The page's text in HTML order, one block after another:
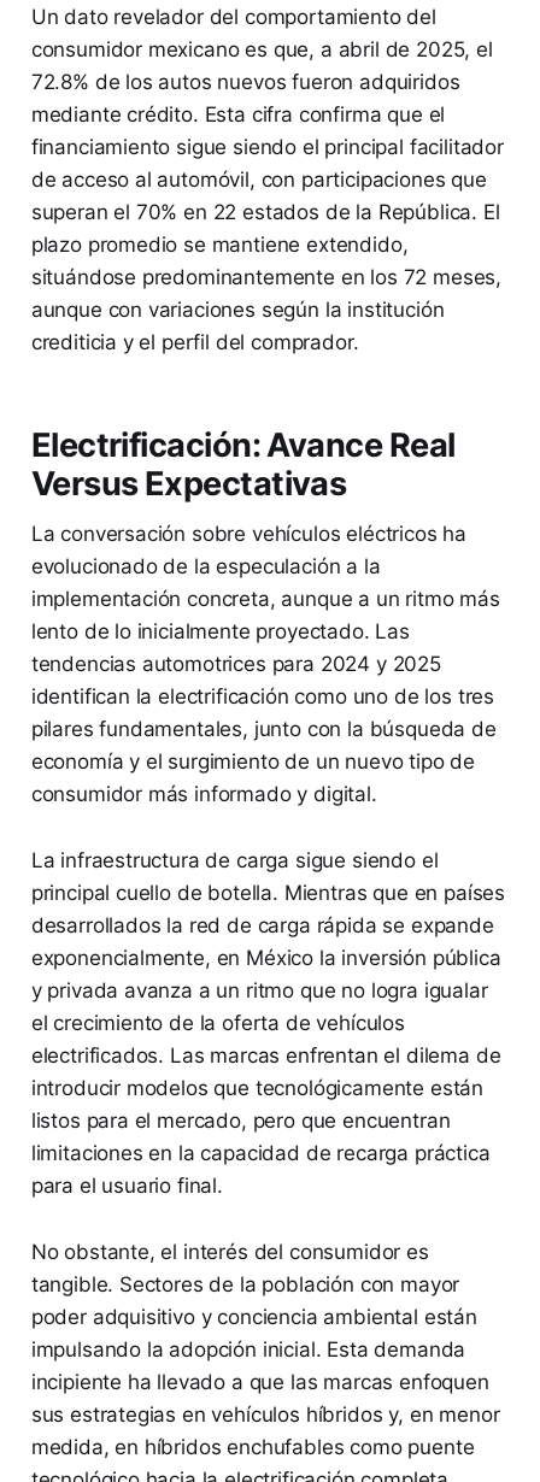
Un dato revelador del comportamiento del
consumidor mexicano es que, a abril de 2025, el
72.8% de los autos nuevos fueron adquiridos
mediante crédito. Esta cifra confirma que el
financiamiento sigue siendo el principal facilitador
de acceso al automóvil, con participaciones que
superan el 70% en 22 estados de la República. El
plazo promedio se mantiene extendido,
situándose predominantemente en los 72 meses,
aunque con variaciones según la institución
crediticia y el perfil del comprador.
Electrificación: Avance Real
Versus Expectativas
La conversación sobre vehículos eléctricos ha
evolucionado de la especulación a la
implementación concreta, aunque a un ritmo más
lento de lo inicialmente proyectado. Las
tendencias automotrices para 2024 y 2025
identifican la electrificación como uno de los tres
pilares fundamentales, junto con la búsqueda de
economía y el surgimiento de un nuevo tipo de
consumidor más informado y digital.
La infraestructura de carga sigue siendo el
principal cuello de botella. Mientras que en países
desarrollados la red de carga rápida se expande
exponencialmente, en México la inversión pública
y privada avanza a un ritmo que no logra igualar
el crecimiento de la oferta de vehículos
electrificados. Las marcas enfrentan el dilema de
introducir modelos que tecnológicamente están
listos para el mercado, pero que encuentran
limitaciones en la capacidad de recarga práctica
para el usuario final.
No obstante, el interés del consumidor es
tangible. Sectores de la población con mayor
poder adquisitivo y conciencia ambiental están
impulsando la adopción inicial. Esta demanda
incipiente ha llevado a que las marcas enfoquen
sus estrategias en vehículos híbridos y, en menor
medida, en híbridos enchufables como puente